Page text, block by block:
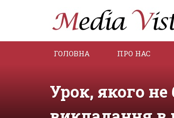
ГОЛОВНА ПРО НАС
Урок, якого